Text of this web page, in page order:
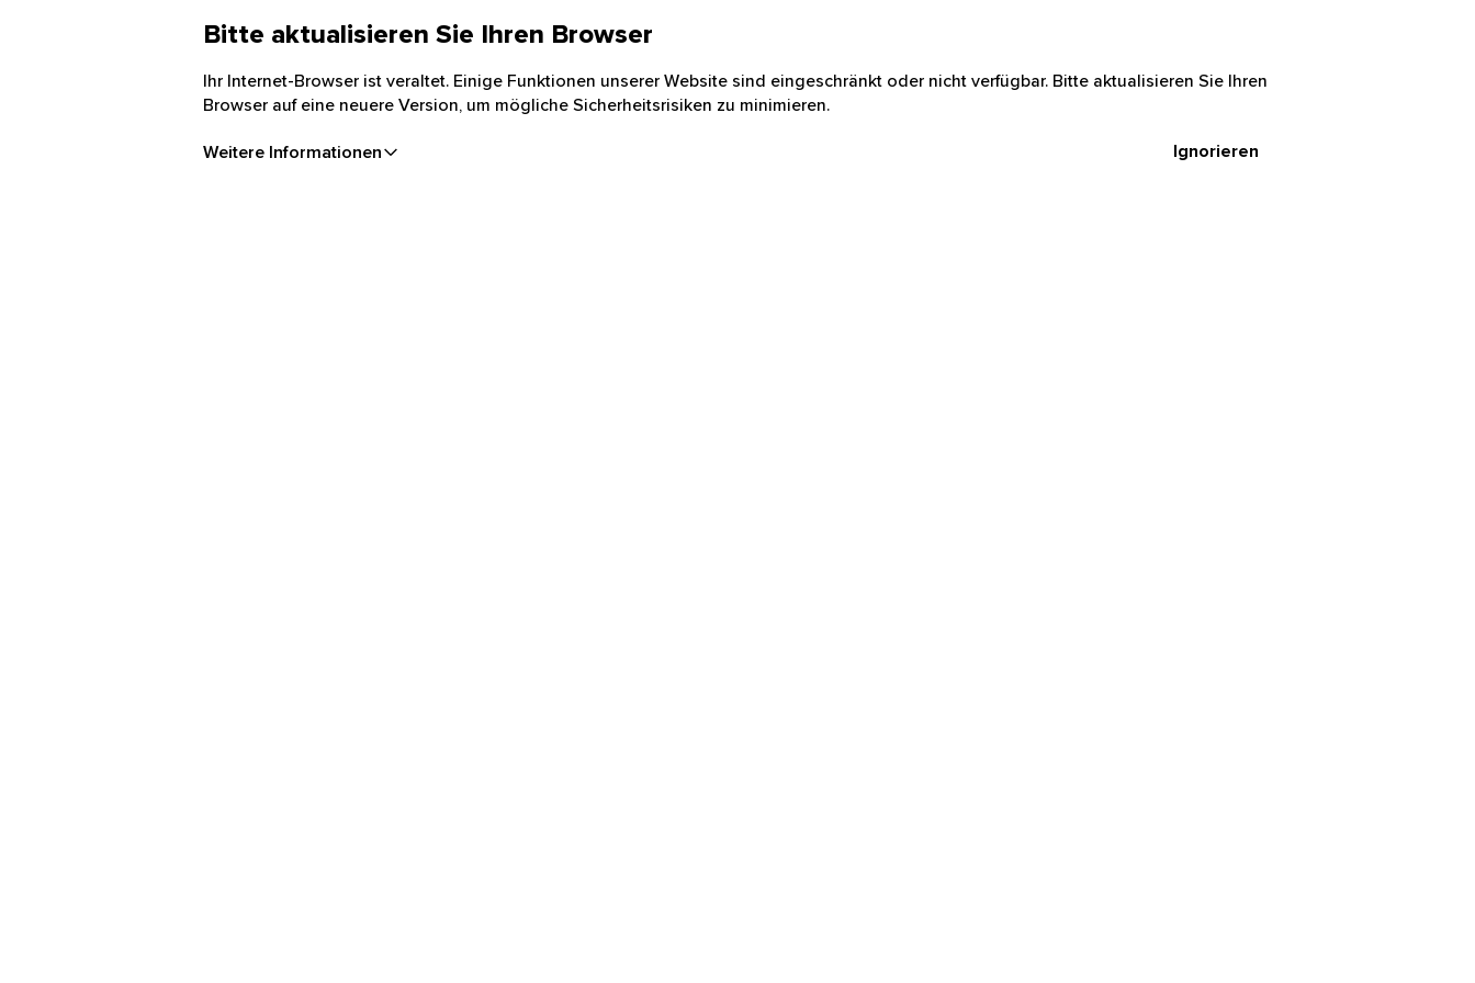
Bitte aktualisieren Sie Ihren Browser
Ihr Internet-Browser ist veraltet. Einige Funktionen unserer Website sind eingeschränkt oder nicht verfügbar. Bitte aktualisieren Sie Ihren
Browser auf eine neuere Version, um mögliche Sicherheitsrisiken zu minimieren.
Weitere Informationen Ignorieren